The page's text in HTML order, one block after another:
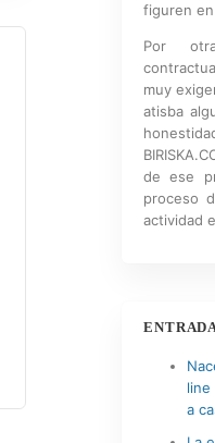
figuren en
Por
muy
atisba
de ese
proceso
actividad
line
a